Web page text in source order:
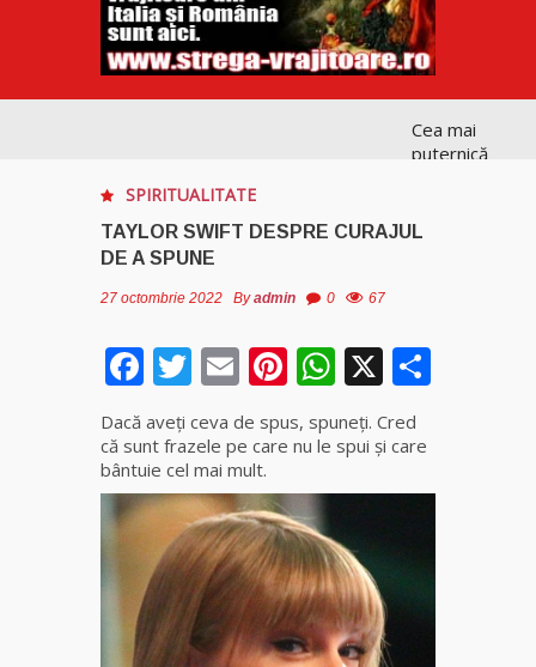
Cea mai
puternică
albă și
Elena Natașa
Vrăjitoarea
Morgana,
magiei
SPIRITUALITATE
TAYLOR SWIFT DESPRE CURAJUL
DE A SPUNE
27 octombrie 2022 Byadmin 0 67
Facebook
Twitter
EmailPinterest
WhatsApp
X
Dacă aveți ceva de spus, spuneţi. Cred
că sunt frazele pe care nu le spui şi care
bântuie cel mai mult.